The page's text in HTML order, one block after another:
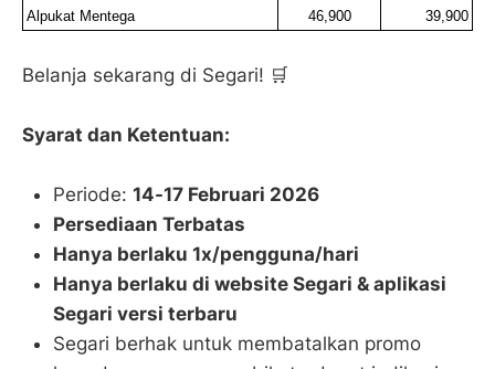
Alpukat Mentega
46,900 39,900
Belanja sekarang di Segari! 🛒
Syarat dan Ketentuan:
Periode: 14-17 Februari 2026
Persediaan Terbatas
Hanya berlaku 1x/pengguna/hari
Hanya berlaku di website Segari & aplikasi
Segari versi terbaru
Segari berhak untuk membatalkan promo